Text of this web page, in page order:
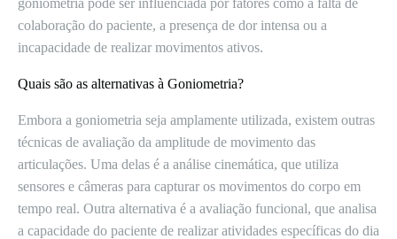
goniometria pode ser influenciada por fatores como a falta de
colaboração do paciente, a presença de dor intensa ou a
incapacidade de realizar movimentos ativos.
Quais são as alternativas à Goniometria?
Embora a goniometria seja amplamente utilizada, existem outras
técnicas de avaliação da amplitude de movimento das
articulações. Uma delas é a análise cinemática, que utiliza
sensores e câmeras para capturar os movimentos do corpo em
tempo real. Outra alternativa é a avaliação funcional, que analisa
a capacidade do paciente de realizar atividades específicas do dia